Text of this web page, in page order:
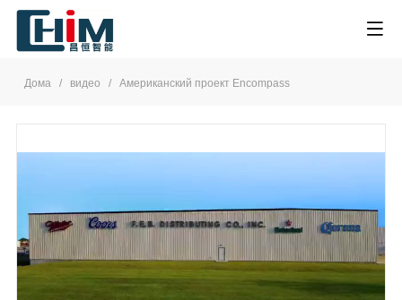
Дома / видео / Американский проект Encompass